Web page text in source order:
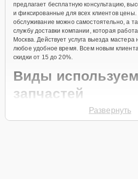
предлагает бесплатную консультацию,
и фиксированные для всех клиентов цены.
обслуживание можно самостоятельно, а
службу доставки компании, которая
Москва. Действует услуга выезда
любое удобное время. Всем новым
скидки от 15 до 20%.
Виды
запчастей
Для ремонта мфу модели I-SENSYS
Развернуть